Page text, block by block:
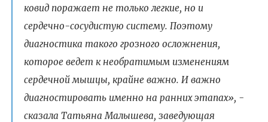
ковид поражает не только легкие, но и
сердечно-сосудистую систему. Поэтому
диагностика такого грозного осложнения,
которое ведет к необратимым изменениям
сердечной мышцы, крайне важно. И важно
диагностировать именно на ранних этапах», -
сказала Татьяна Малышева, заведующая